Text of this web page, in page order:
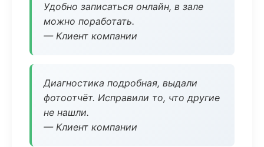
Удобно записаться онлайн, в зале
можно поработать.
— Клиент компании
Диагностика подробная, выдали
фотоотчёт. Исправили то, что другие
не нашли.
— Клиент компании